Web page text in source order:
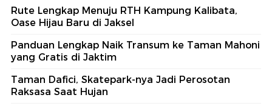
Rute Lengkap Menuju RTH Kampung Kalibata,
Oase Hijau Baru di Jaksel
Panduan Lengkap Naik Transum ke Taman Mahoni
yang Gratis di Jaktim
Taman Dafici, Skatepark-nya Jadi Perosotan
Raksasa Saat Hujan